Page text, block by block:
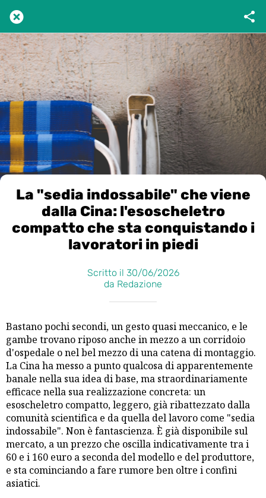
La "sedia indossabile" che viene
dalla Cina: l'esoscheletro
compatto che sta conquistando i
lavoratori in piedi
Scritto il 30/06/2026
da Redazione
Bastano pochi secondi, un gesto quasi meccanico, e le
gambe trovano riposo anche in mezzo a un corridoio
d'ospedale o nel bel mezzo di una catena di montaggio.
La Cina ha messo a punto qualcosa di apparentemente
banale nella sua idea di base, ma straordinariamente
efficace nella sua realizzazione concreta: un
esoscheletro compatto, leggero, già ribattezzato dalla
comunità scientifica e da quella del lavoro come "sedia
indossabile". Non è fantascienza. È già disponibile sul
mercato, a un prezzo che oscilla indicativamente tra i
60 e i 160 euro a seconda del modello e del produttore,
e sta cominciando a fare rumore ben oltre i confini
asiatici.